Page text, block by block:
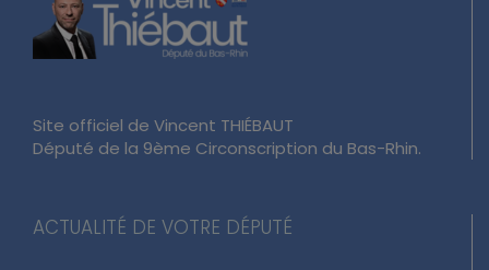
Site officiel de Vincent THIÉBAUT
Député de la 9ème Circonscription du Bas-Rhin.
ACTUALITÉ DE VOTRE DÉPUTÉ